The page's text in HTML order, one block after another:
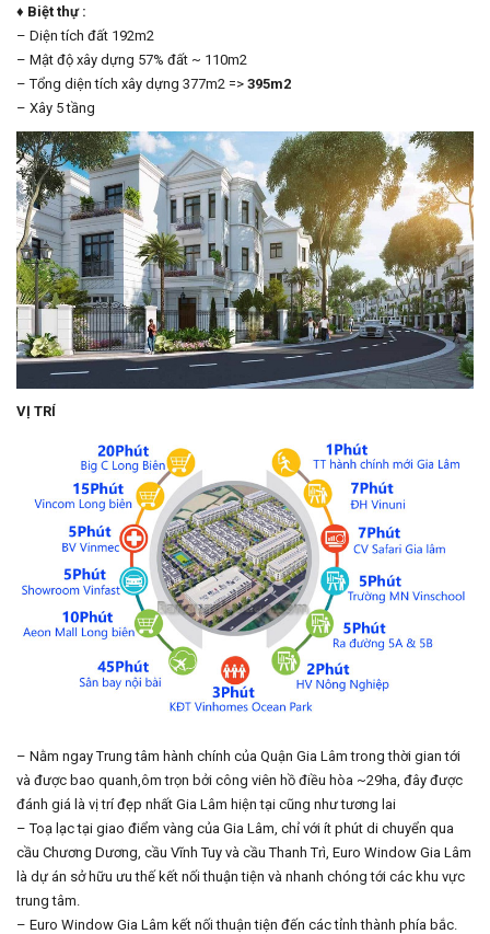
♦ Biệt thự :
– Diện tích đất 192m2
– Mật độ xây dựng 57% đất ~ 110m2
– Tổng diện tích xây dựng 377m2 => 395m2
– Xây 5 tầng
VỊ TRÍ
– Nằm ngay Trung tâm hành chính của Quận Gia Lâm trong thời gian tới
và được bao quanh,ôm trọn bởi công viên hồ điều hòa ~29ha, đây được
đánh giá là vị trí đẹp nhất Gia Lâm hiện tại cũng như tương lai
– Toạ lạc tại giao điểm vàng của Gia Lâm, chỉ với ít phút di chuyển qua
cầu Chương Dương, cầu Vĩnh Tuy và cầu Thanh Trì, Euro Window Gia Lâm
là dự án sở hữu ưu thế kết nối thuận tiện và nhanh chóng tới các khu vực
trung tâm.
– Euro Window Gia Lâm kết nối thuận tiện đến các tỉnh thành phía bắc.